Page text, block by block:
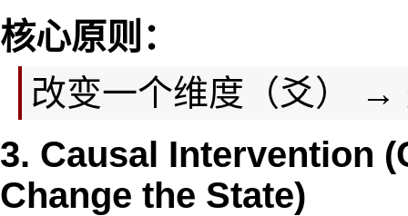
核心原则：
改变一个维度（爻） →
3. Causal Intervention
Change the State)